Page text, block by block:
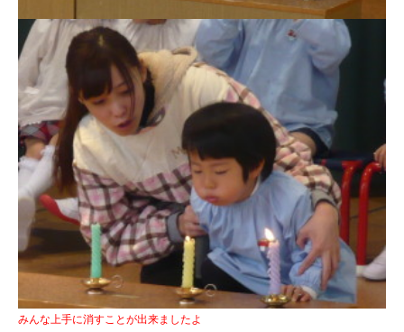
みんな上手に消すことが出来ましたよ